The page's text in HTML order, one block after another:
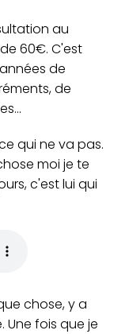
au
60€. C'est
de
de
qui ne va pas.
moi je te
c'est lui qui
chose, y a
Une fois que je